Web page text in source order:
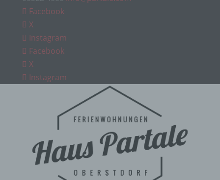
Facebook
X
Instagram
Facebook
X
Instagram